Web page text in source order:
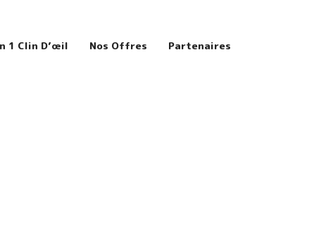
1 Clin D’œil Nos Offres Partenaires